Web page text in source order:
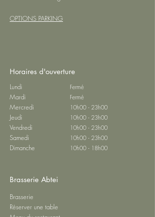
OPTIONS PARKING
Horaires d'ouverture
Lundi
Mardi
Mercredi
Jeudi
Vendredi
Samedi
Dimanche
Fermé
Fermé
10h00 - 23h00
10h00 - 23h00
10h00 - 23h00
10h00 - 23h00
10h00 - 18h00
Brasserie Abtei
Brasserie
Réserver une table